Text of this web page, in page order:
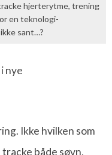
hjerterytme, trening
en teknologi-
sant…?
nye
Ikke hvilken som
både søvn,